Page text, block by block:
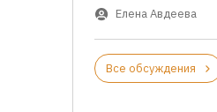
Елена Авдеева
Все обсуждения